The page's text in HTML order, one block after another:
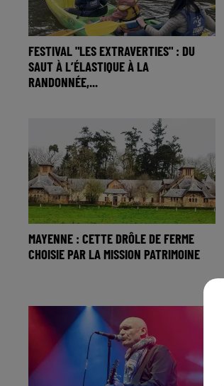
FESTIVAL "LES EXTRAVERTIES" : DU
SAUT À L’ÉLASTIQUE À LA
RANDONNÉE,...
MAYENNE : CETTE DRÔLE DE FERME
CHOISIE PAR LA MISSION PATRIMOINE